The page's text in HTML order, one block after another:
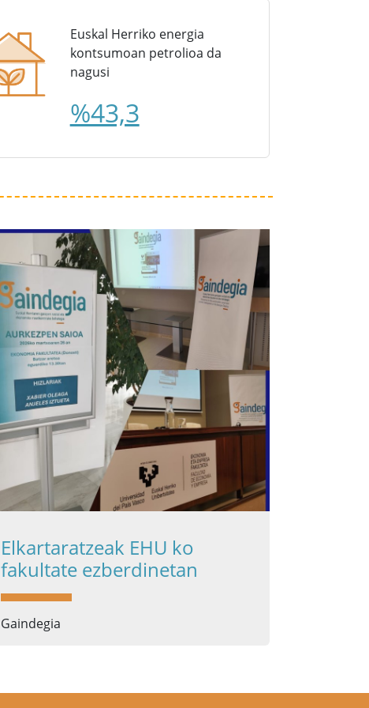
Euskal Herriko energia
kontsumoan petrolioa da
nagusi
%43,3
Elkartaratzeak EHU ko
fakultate ezberdinetan
Gaindegia